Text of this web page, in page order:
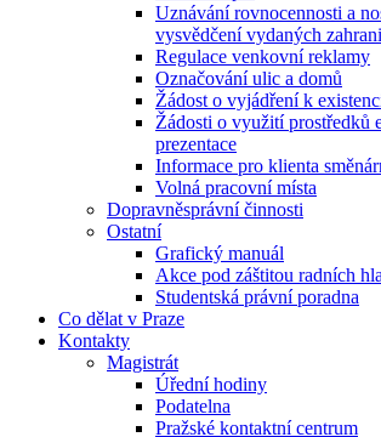
Uznávání rovnocennosti a
vysvědčení vydaných
Regulace venkovní reklamy
Označování ulic a domů
Žádost o vyjádření k
Žádosti o využití prostředků
prezentace
Informace pro klienta
Volná pracovní místa
Dopravněsprávní činnosti
Ostatní
Grafický manuál
Akce pod záštitou radních
Studentská právní poradna
Co dělat v Praze
Kontakty
Magistrát
Úřední hodiny
Podatelna
Pražské kontaktní centrum